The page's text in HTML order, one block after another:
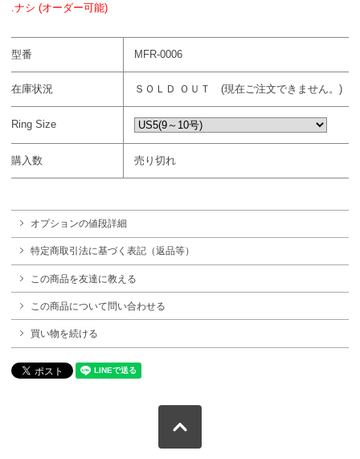
.ナシ (オーダー可能)
型番 MFR-0006
在庫状況 ＳＯＬＤ ＯＵＴ (現在ご注文できません。)
Ring Size
購入数 売り切れ
オプションの値段詳細
特定商取引法に基づく表記（返品等）
この商品を友達に教える
この商品について問い合わせる
買い物を続ける